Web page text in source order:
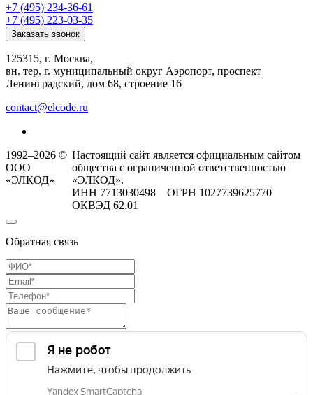
+7 (495) 234-36-61
+7 (495) 223-03-35
Заказать звонок
125315, г. Москва,
вн. тер. г. муниципальный округ Аэропорт, проспект
Ленинградский, дом 68, строение 16
contact@elcode.ru
1992–2026 ©
ООО
«ЭЛКОД»
Настоящий сайт является официальным сайтом
общества с ограниченной ответственностью
«ЭЛКОД».
ИНН 7713030498 ОГРН 1027739625770
ОКВЭД 62.01
Обратная связь